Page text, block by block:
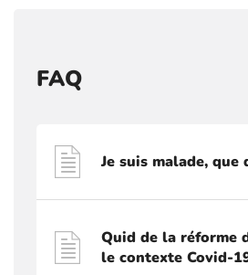
FAQ
Je suis malade, que
Quid de la réforme
le contexte Covid-